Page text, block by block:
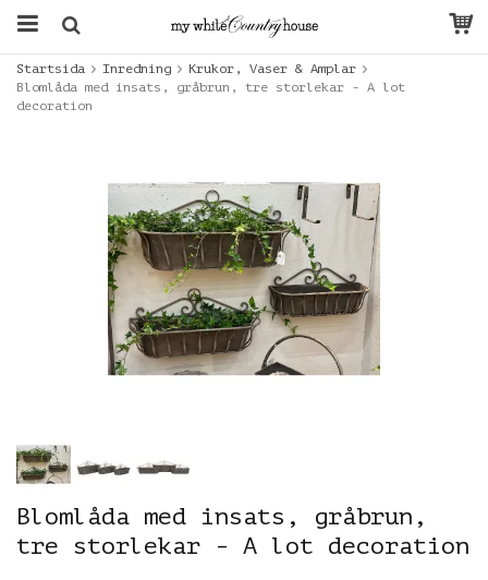
Startsida Inredning
Krukor, Vaser & Amplar
Blomlåda med insats, gråbrun, tre storlekar - A lot
decoration
Blomlåda med insats, gråbrun,
tre storlekar - A lot decoration